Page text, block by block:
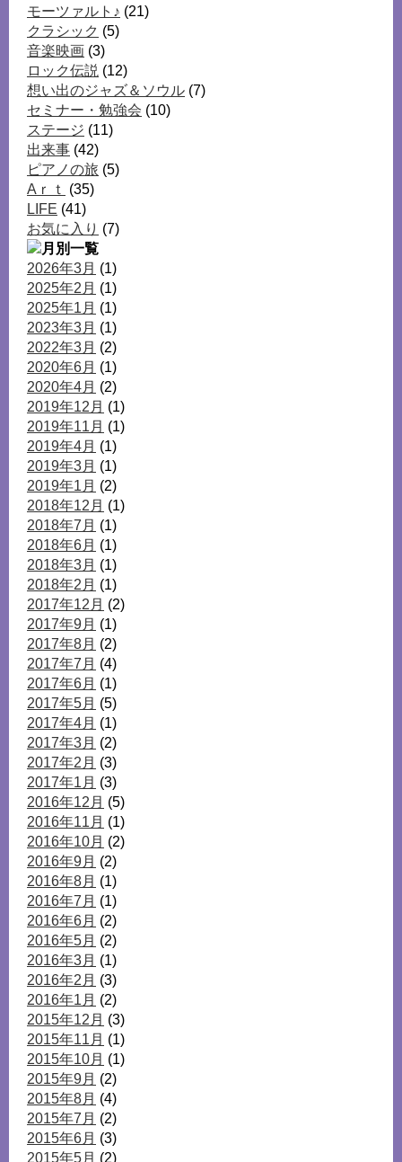
モーツァルト♪ (21)
クラシック (5)
音楽映画 (3)
ロック伝説 (12)
想い出のジャズ＆ソウル (7)
セミナー・勉強会 (10)
ステージ (11)
出来事 (42)
ピアノの旅 (5)
Aｒｔ
(35)
LIFE (41)
お気に入り (7)
2026年3月 (1)
2025年2月 (1)
2025年1月 (1)
2023年3月 (1)
2022年3月 (2)
2020年6月 (1)
2020年4月 (2)
2019年12月 (1)
2019年11月 (1)
2019年4月 (1)
2019年3月 (1)
2019年1月 (2)
2018年12月 (1)
2018年7月 (1)
2018年6月 (1)
2018年3月 (1)
2018年2月 (1)
2017年12月 (2)
2017年9月 (1)
2017年8月 (2)
2017年7月 (4)
2017年6月 (1)
2017年5月 (5)
2017年4月 (1)
2017年3月 (2)
2017年2月 (3)
2017年1月 (3)
2016年12月 (5)
2016年11月 (1)
2016年10月 (2)
2016年9月 (2)
2016年8月 (1)
2016年7月 (1)
2016年6月 (2)
2016年5月 (2)
2016年3月 (1)
2016年2月 (3)
2016年1月 (2)
2015年12月 (3)
2015年11月 (1)
2015年10月 (1)
2015年9月 (2)
2015年8月 (4)
2015年7月 (2)
2015年6月 (3)
2015年5月 (2)